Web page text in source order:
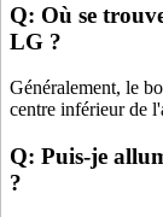
Q: Où se
LG ?
Généralement, le
centre inférieur de
Q: Puis-je
?